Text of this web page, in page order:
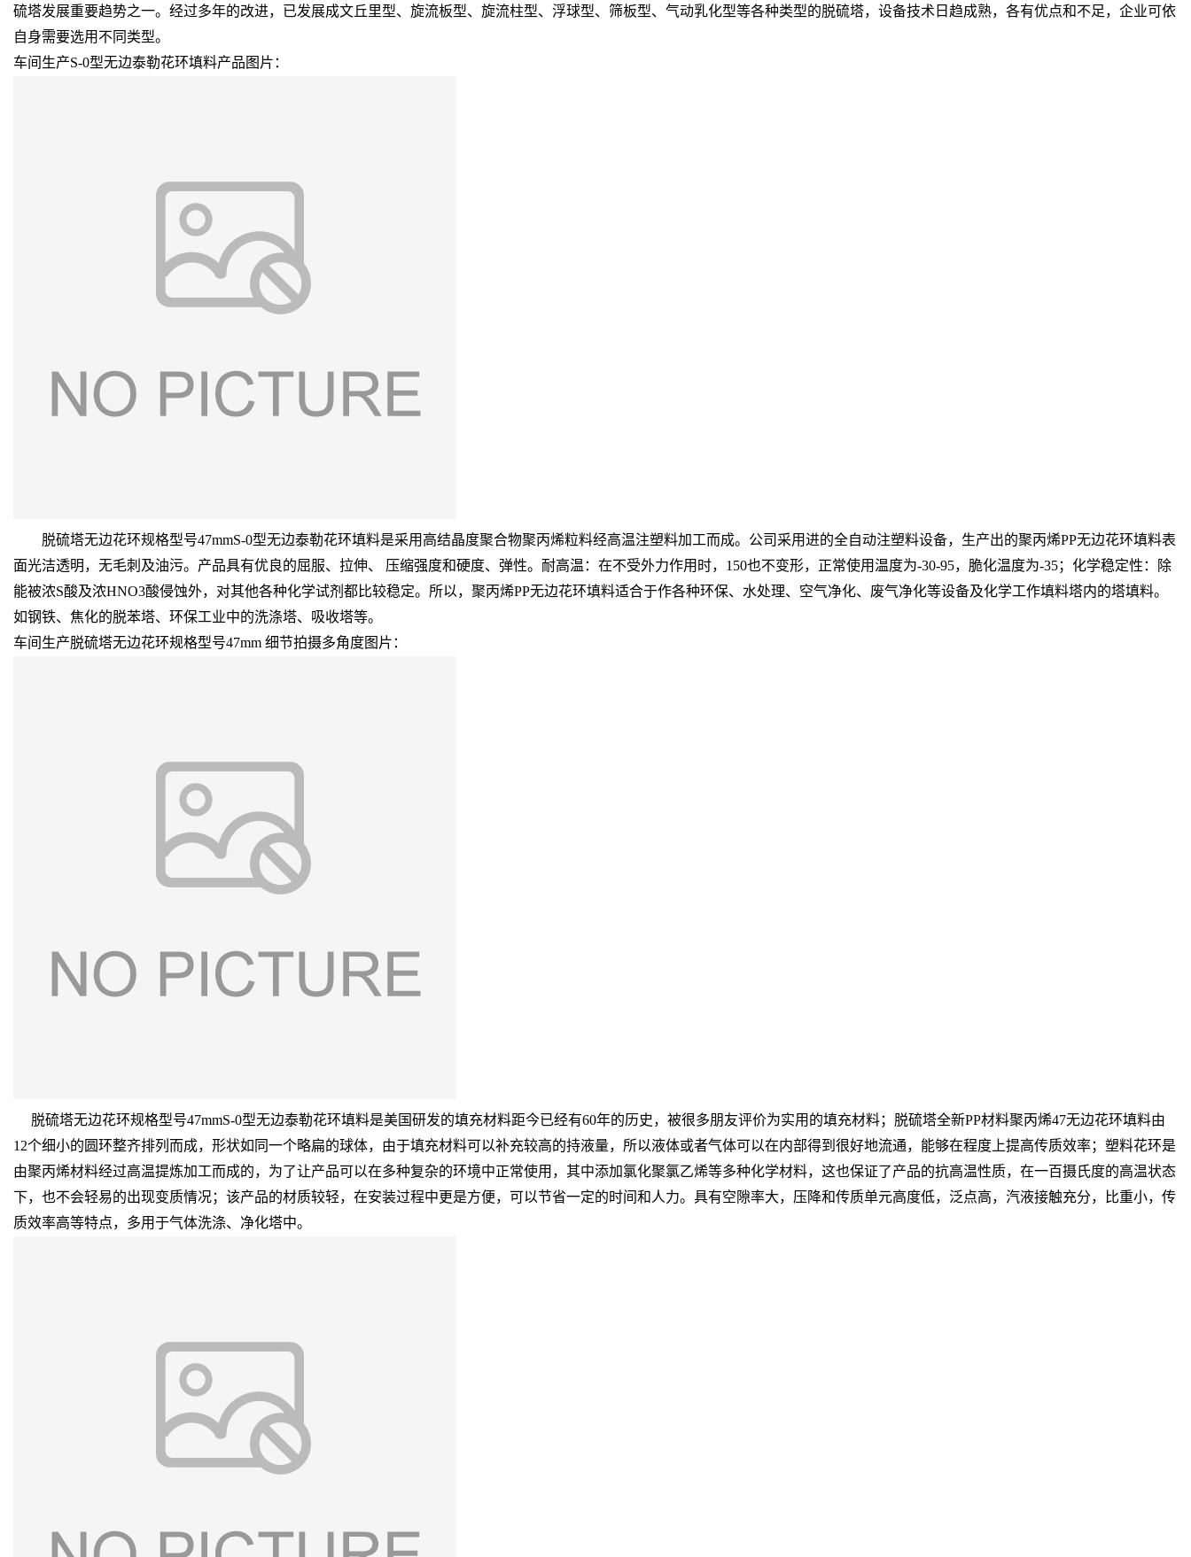
硫塔发展重要趋势之一。经过多年的改进，已发展成文丘里型、旋流板型、旋流柱型、浮球型、筛板型、气动乳化型等各种类型的脱硫塔，设备技术日趋成熟，各有优点和不足，企业可依
自身需要选用不同类型。
车间生产S-0型无边泰勒花环填料产品图片：
脱硫塔无边花环规格型号47mmS-0型无边泰勒花环填料是采用高结晶度聚合物聚丙烯粒料经高温注塑料加工而成。公司采用进的全自动注塑料设备，生产出的聚丙烯PP无边花环填料表
面光洁透明，无毛刺及油污。产品具有优良的屈服、拉伸、 压缩强度和硬度、弹性。耐高温：在不受外力作用时，150也不变形，正常使用温度为-30-95，脆化温度为-35；化学稳定性：除
能被浓S酸及浓HNO3酸侵蚀外，对其他各种化学试剂都比较稳定。所以，聚丙烯PP无边花环填料适合于作各种环保、水处理、空气净化、废气净化等设备及化学工作填料塔内的塔填料。
如钢铁、焦化的脱苯塔、环保工业中的洗涤塔、吸收塔等。
车间生产脱硫塔无边花环规格型号47mm 细节拍摄多角度图片：
脱硫塔无边花环规格型号47mmS-0型无边泰勒花环填料是美国研发的填充材料距今已经有60年的历史，被很多朋友评价为实用的填充材料；脱硫塔全新PP材料聚丙烯47无边花环填料由
12个细小的圆环整齐排列而成，形状如同一个略扁的球体，由于填充材料可以补充较高的持液量，所以液体或者气体可以在内部得到很好地流通，能够在程度上提高传质效率；塑料花环是
由聚丙烯材料经过高温提炼加工而成的，为了让产品可以在多种复杂的环境中正常使用，其中添加氯化聚氯乙烯等多种化学材料，这也保证了产品的抗高温性质，在一百摄氏度的高温状态
下，也不会轻易的出现变质情况；该产品的材质较轻，在安装过程中更是方便，可以节省一定的时间和人力。具有空隙率大，压降和传质单元高度低，泛点高，汽液接触充分，比重小，传
质效率高等特点，多用于气体洗涤、净化塔中。